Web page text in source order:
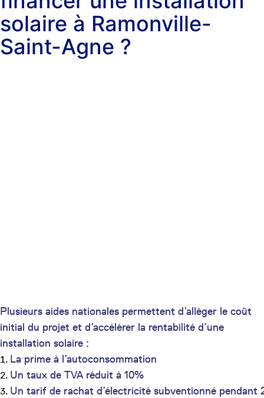
solaire à Ramonville-
Saint-Agne ?
Plusieurs aides nationales permettent d’alléger le coût
initial du projet et d’accélérer la rentabilité d’une
installation solaire :
La prime à l’autoconsommation
Un taux de TVA réduit à 10%
Un tarif de rachat d’électricité subventionné pendant